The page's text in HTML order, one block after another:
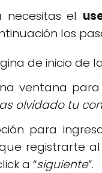
necesitas el
los
de inicio de la
ventana
olvidado tu
para
registrarte
a “siguiente”.